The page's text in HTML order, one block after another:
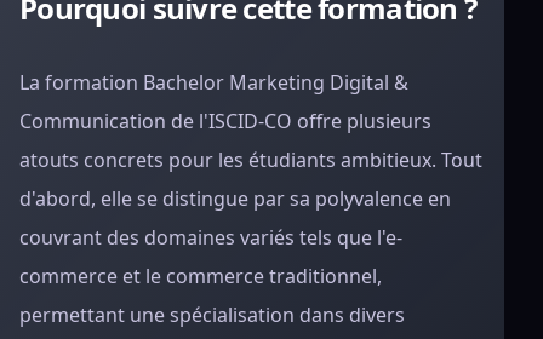
La formation Bachelor Marketing Digital &
Communication de l'ISCID-CO offre plusieurs
atouts concrets pour les étudiants ambitieux. Tout
d'abord, elle se distingue par sa polyvalence en
couvrant des domaines variés tels que l'e-
commerce et le commerce traditionnel,
permettant une spécialisation dans divers